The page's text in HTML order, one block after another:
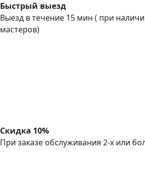
Быстрый выезд
Выезд в течение 15 мин ( при
мастеров)
Скидка 10%
При заказе обслуживания 2-х или